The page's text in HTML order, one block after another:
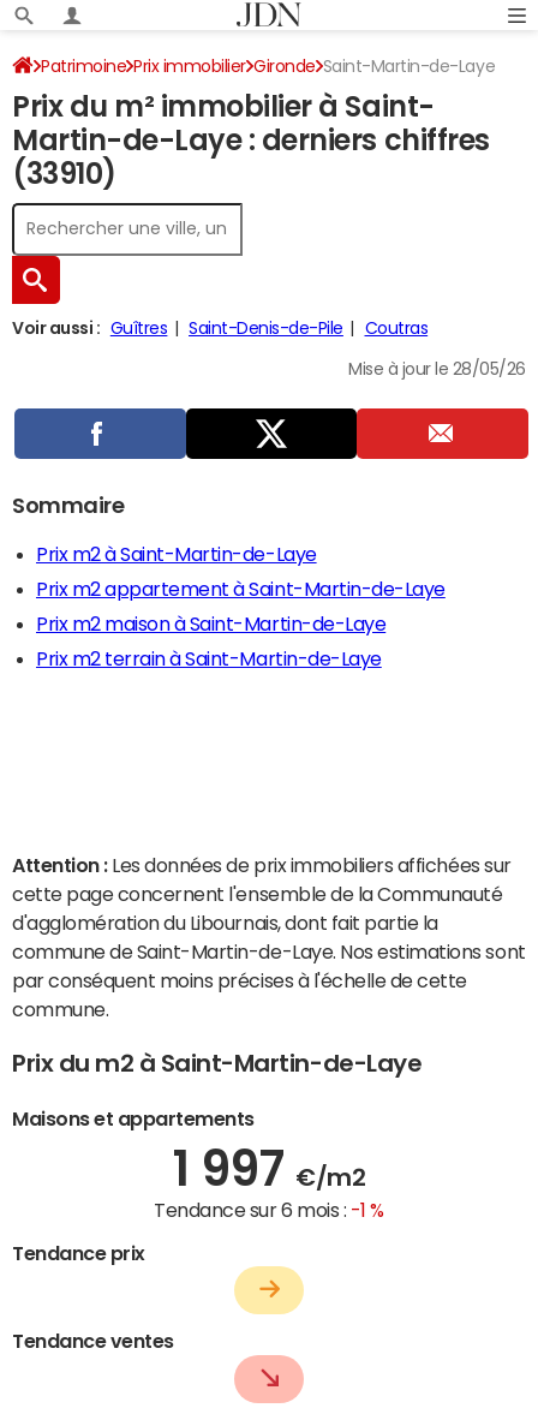
Patrimoine Prix immobilier Gironde Saint-Martin-de-Laye
Prix du m² immobilier à Saint-
Martin-de-Laye : derniers chiffres
(33910)
Voir aussi : Guîtres Saint-Denis-de-Pile Coutras
Mise à jour le 28/05/26
Sommaire
Prix m2 à Saint-Martin-de-Laye
Prix m2 appartement à Saint-Martin-de-Laye
Prix m2 maison à Saint-Martin-de-Laye
Prix m2 terrain à Saint-Martin-de-Laye
Attention : Les données de prix immobiliers affichées sur
cette page concernent l'ensemble de la Communauté
d'agglomération du Libournais, dont fait partie la
commune de Saint-Martin-de-Laye. Nos estimations sont
par conséquent moins précises à l'échelle de cette
commune.
Prix du m2 à Saint-Martin-de-Laye
Maisons et appartements
1 997 €/m2
Tendance sur 6 mois : -1 %
Tendance prix
Tendance ventes